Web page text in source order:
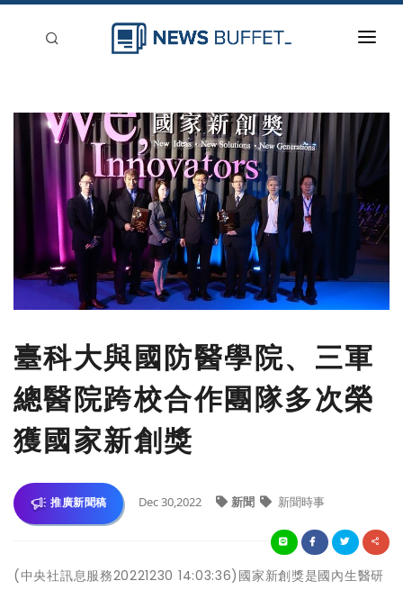
新聞稿分類
刊登
臺科大與國防醫學院、三軍
總醫院跨校合作團隊多次榮
獲國家新創獎
推廣新聞稿 Dec 30,2022 新聞 新聞時事
(中央社訊息服務20221230 14:03:36)國家新創獎是國內生醫研